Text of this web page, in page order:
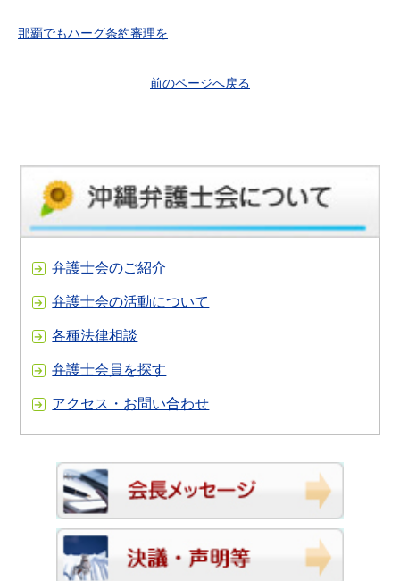
那覇でもハーグ条約審理を
前のページへ戻る
弁護士会のご紹介
弁護士会の活動について
各種法律相談
弁護士会員を探す
アクセス・お問い合わせ